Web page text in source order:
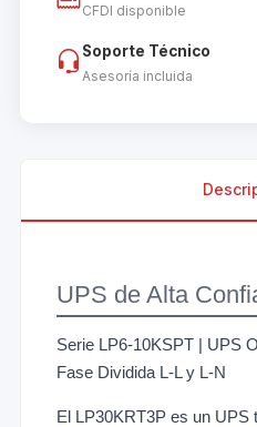
CFDI disponible
Soporte Técnico
Asesoría incluida
UPS de Alta
Serie LP6-10KSPT | UPS
Fase Dividida L-L y L-N
El LP30KRT3P es un UPS